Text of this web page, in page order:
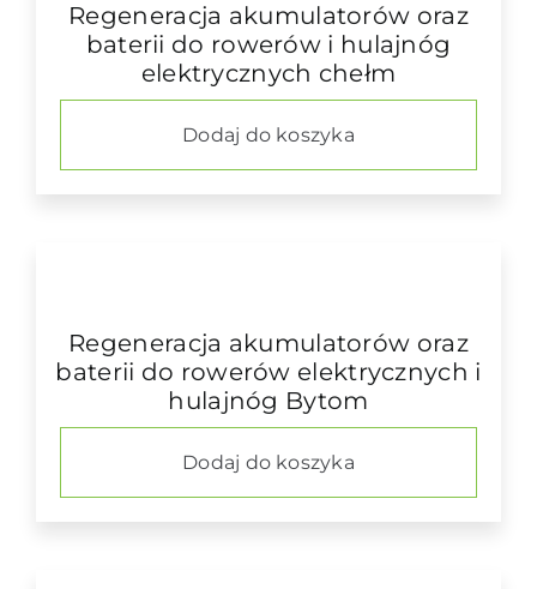
Regeneracja akumulatorów oraz
baterii do rowerów i hulajnóg
elektrycznych chełm
Dodaj do koszyka
Regeneracja akumulatorów oraz
baterii do rowerów elektrycznych i
hulajnóg Bytom
Dodaj do koszyka